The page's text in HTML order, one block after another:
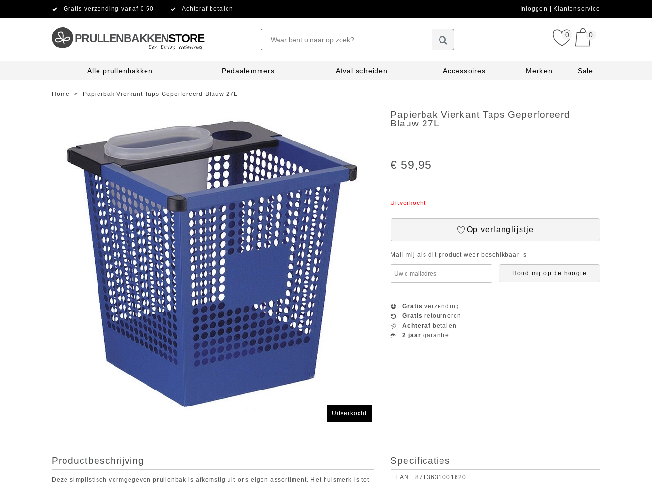
Gratis verzending vanaf € 50 Achteraf betalen Inloggen Klantenservice
PRULLENBAKKENSTORE 0 0
Alle prullenbakken Pedaalemmers Afval scheiden Accessoires Merken Sale
Home > Papierbak Vierkant Taps Geperforeerd Blauw 27L
Uitverkocht
Papierbak Vierkant Taps Geperforeerd
Blauw 27L
€ 59,95
Uitverkocht
Op verlanglijstje
Mail mij als dit product weer beschikbaar is
Houd mij op de hoogte
Gratis verzending
Gratis retourneren
Achteraf betalen
2 jaar garantie
Productbeschrijving
Deze simplistisch vormgegeven prullenbak is afkomstig uit ons eigen assortiment. Het huismerk is tot
Specificaties
EAN 8713631001620